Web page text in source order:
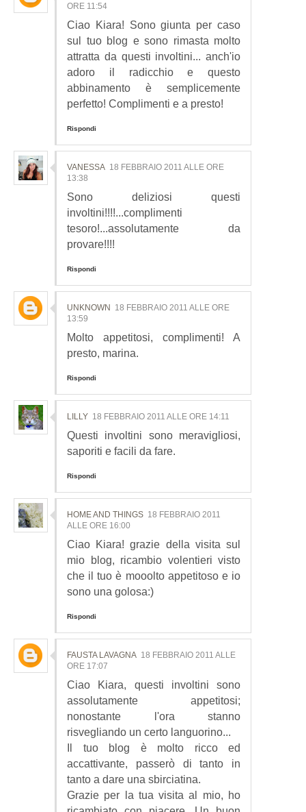
ORE 11:54
Ciao Kiara! Sono giunta per caso
sul tuo blog e sono rimasta molto
attratta da questi involtini... anch'io
adoro il radicchio e questo
abbinamento è semplicemente
perfetto! Complimenti e a presto!
Rispondi
VANESSA 18 FEBBRAIO 2011 ALLE ORE
13:38
Sono deliziosi questi
involtini!!!!...complimenti
tesoro!...assolutamente da
provare!!!!
Rispondi
UNKNOWN
18 FEBBRAIO 2011 ALLE ORE
13:59
Molto appetitosi, complimenti! A
presto, marina.
Rispondi
LILLY 18 FEBBRAIO 2011 ALLE ORE 14:11
Questi involtini sono meravigliosi,
saporiti e facili da fare.
Rispondi
HOME AND THINGS 18 FEBBRAIO 2011
ALLE ORE 16:00
Ciao Kiara! grazie della visita sul
mio blog, ricambio volentieri visto
che il tuo è mooolto appetitoso e io
sono una golosa:)
Rispondi
FAUSTA LAVAGNA 18 FEBBRAIO 2011 ALLE
ORE 17:07
Ciao Kiara, questi involtini sono
assolutamente appetitosi;
nonostante l'ora stanno
risvegliando un certo languorino...
Il tuo blog è molto ricco ed
accattivante, passerò di tanto in
tanto a dare una sbirciatina.
Grazie per la tua visita al mio, ho